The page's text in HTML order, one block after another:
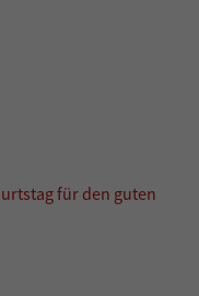
für den guten